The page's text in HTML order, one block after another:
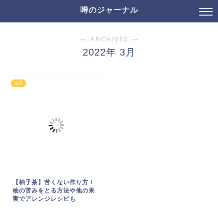
噂のジャーナル
― ARCHIVES ―
2022年 3月
生活
【柚子茶】苦くない作り方！
柚の苦みをとる方法や他の果
実でアレンジレシピも